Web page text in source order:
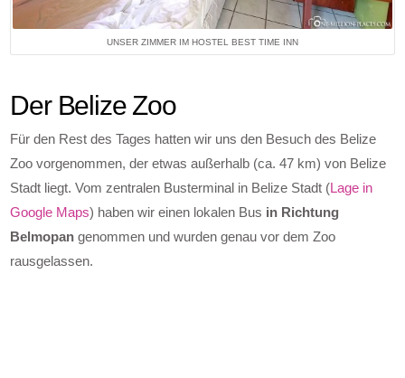
UNSER ZIMMER IM HOSTEL BEST TIME INN
Der Belize Zoo
Für den Rest des Tages hatten wir uns den Besuch des Belize
Zoo vorgenommen, der etwas außerhalb (ca. 47 km) von Belize
Stadt liegt. Vom zentralen Busterminal in Belize Stadt (Lage in
Google Maps) haben wir einen lokalen Bus in Richtung
Belmopan genommen und wurden genau vor dem Zoo
rausgelassen.